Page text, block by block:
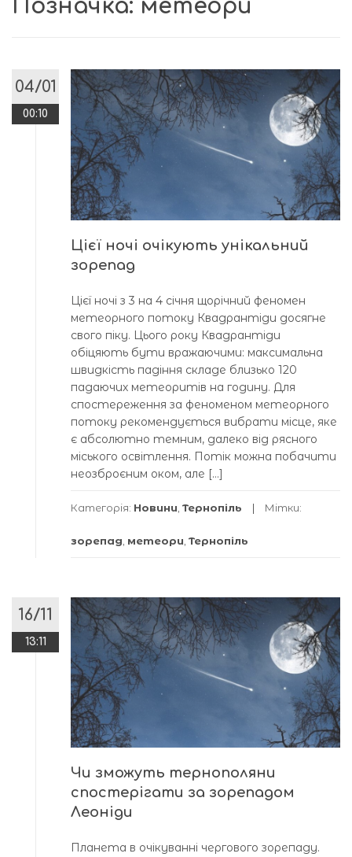
Позначка: метеори
04/01
00:10
Цієї ночі очікують унікальний
зорепад
Цієї ночі з 3 на 4 січня щорічний феномен
метеорного потоку Квадрантіди досягне
свого піку. Цього року Квадрантіди
обіцяють бути вражаючими: максимальна
швидкість падіння складе близько 120
падаючих метеоритів на годину. Для
спостереження за феноменом метеорного
потоку рекомендується вибрати місце, яке
є абсолютно темним, далеко від рясного
міського освітлення. Потік можна побачити
неозброєним оком, але […]
Категорія: Новини Тернопіль Мітки:
зорепад метеори Тернопіль
16/11
13:11
Чи зможуть тернополяни
спостерігати за зорепадом
Леоніди
Планета в очікуванні чергового зорепаду.